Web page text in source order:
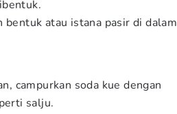
bentuk atau istana pasir di dalam
campurkan soda kue dengan
salju.